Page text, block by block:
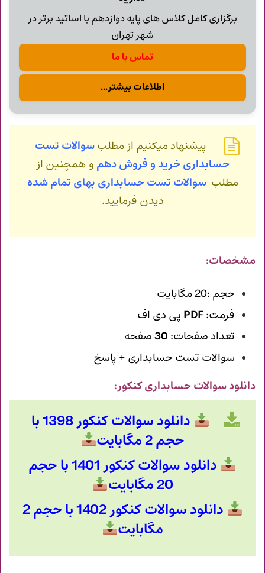
برگزاری کامل کلاس های پایه دوازدهم با اساتید برتر در
شهر تهران
تماس با ما
اطلاعات بیشتر...
پیشنهاد میکنیم از مطلبسوالات تست
حسابداری خرید و فروش دهم و همچنین از
مطلب سوالات تست حسابداری بهای تمام شده
دیدن فرمایید.
مشخصات:
حجم :20 مگابایت
فرمت:PDF پی دی اف
تعداد صفحات: 30صفحه
سوالات تست حسابداری + پاسخ
دانلود سوالات حسابداری کنکور:
دانلود سوالات کنکور 1398 با
حجم 2 مگابایت
دانلود سوالات کنکور 1401 با حجم
20 مگابایت
دانلود سوالات کنکور 1402 با حجم 2
مگابایت